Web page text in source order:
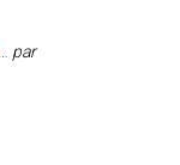
par